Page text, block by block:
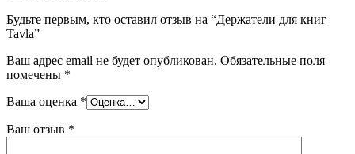
Будьте первым, кто оставил отзыв на “Держатели для книг
Tavla”
Ваш адрес email не будет опубликован. Обязательные поля
помечены *
Ваша оценка *
Ваш отзыв *